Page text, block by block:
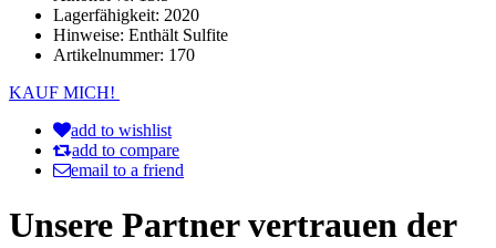
Lagerfähigkeit: 2020
Hinweise: Enthält Sulfite
Artikelnummer: 170
KAUF MICH!
add to wishlist
add to compare
email to a friend
Unsere Partner vertrauen der